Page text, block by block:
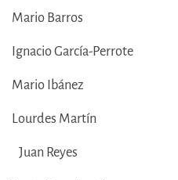
Mario Barros
Ignacio García-Perrote
Mario Ibánez
Lourdes Martín
Juan Reyes